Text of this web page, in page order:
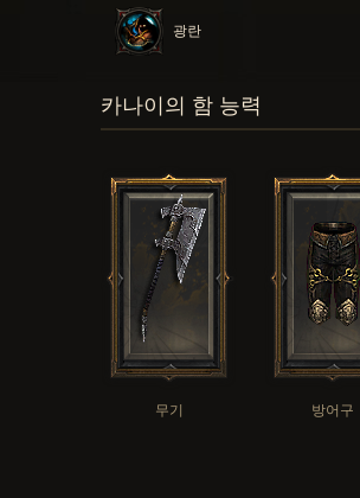
광란
카나이의 함 능력
무기 방어구